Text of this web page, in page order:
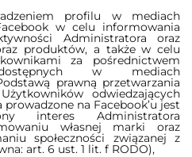
profilu w mediach
w celu informowania
Administratora oraz
produktów, a także w celu
za pośrednictwem
w mediach
prawną przetwarzania
odwiedzających
na Facebook’u jest
interes Administratora
własnej marki oraz
społeczności związanej z
art. 6 ust. 1 lit. f RODO),